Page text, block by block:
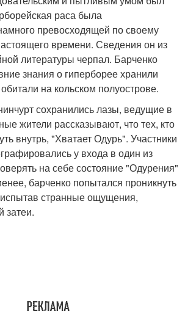
раса была
превосходящей по своему
времени. Сведения он из
литературы черпал. Барченко
знания о гиперборее хранили
на кольском полуострове.
сохранились лазы, ведущие в
жители рассказывают, что тех, кто
внутрь, "Хватает Одурь". Участники
у входа в один из
на себе состояние "Одурения"
барченко попытался проникнуть
странные ощущения,
затеи.